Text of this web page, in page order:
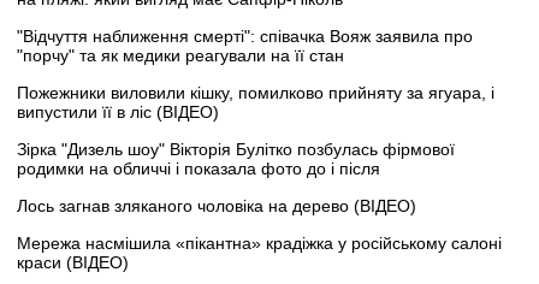
"Відчуття наближення смерті": співачка Вояж заявила про
"порчу" та як медики реагували на її стан
Пожежники виловили кішку, помилково прийняту за ягуара, і
випустили її в ліс (ВІДЕО)
Зірка "Дизель шоу" Вікторія Булітко позбулась фірмової
родимки на обличчі і показала фото до і після
Лось загнав зляканого чоловіка на дерево (ВІДЕО)
Мережа насмішила «пікантна» крадіжка у російському салоні
краси (ВІДЕО)